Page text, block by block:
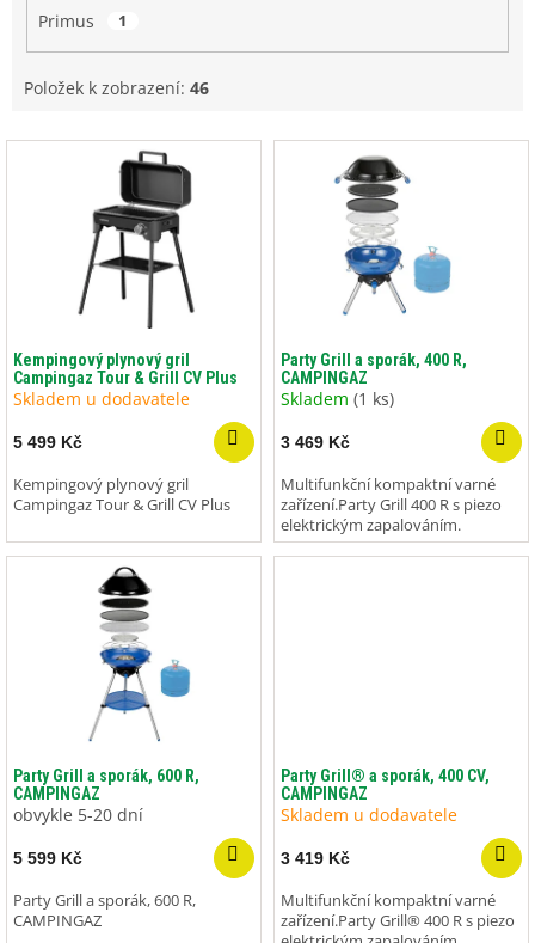
Primus 1
Položek k zobrazení: 46
V
d
u
k
t
Kempingový plynový gril
Campingaz Tour & Grill CV Plus
Skladem u dodavatele
5 499 Kč
Kempingový plynový gril
Campingaz Tour & Grill CV Plus
Party Grill a sporák, 400 R,
CAMPINGAZ
Skladem (1 ks)
3 469 Kč
Multifunkční kompaktní varné
zařízení.Party Grill 400 R s piezo
elektrickým zapalováním.
Party Grill a sporák, 600 R,
CAMPINGAZ
obvykle 5-20 dní
5 599 Kč
Party Grill a sporák, 600 R,
CAMPINGAZ
Party Grill® a sporák, 400 CV,
CAMPINGAZ
Skladem u dodavatele
3 419 Kč
Multifunkční kompaktní varné
zařízení.Party Grill® 400 R s piezo